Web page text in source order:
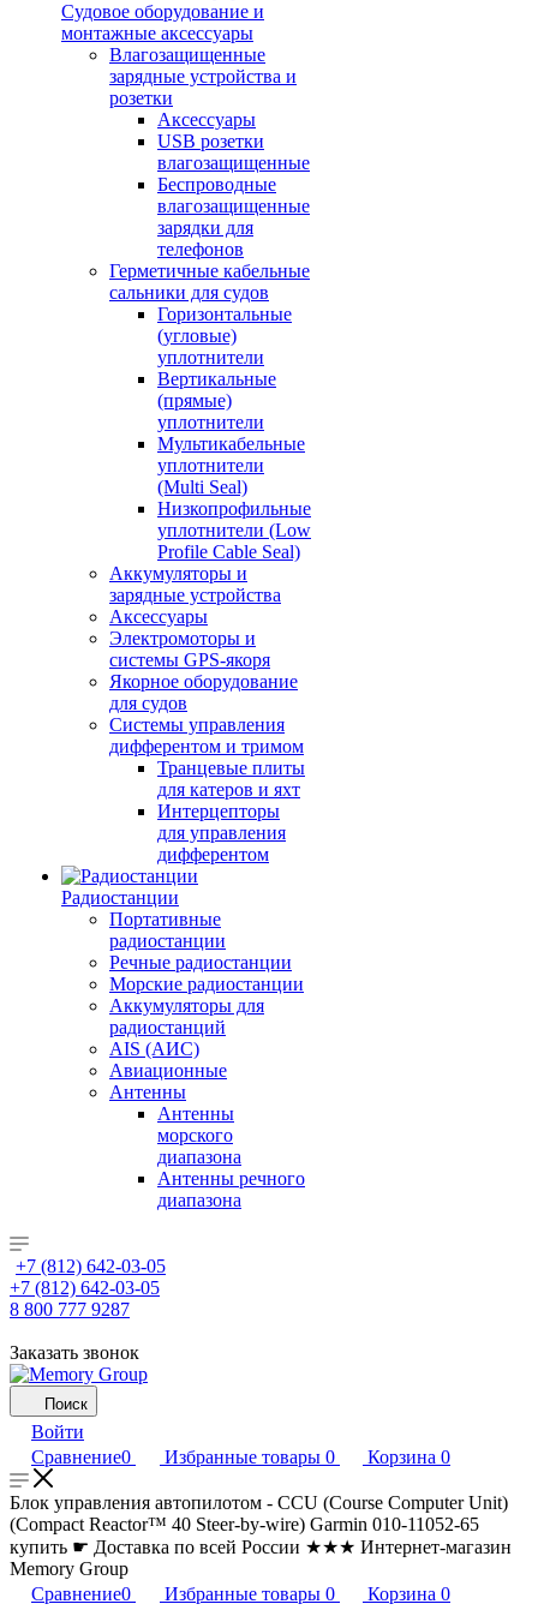
Судовое оборудование и
монтажные аксессуары
Влагозащищенные
зарядные устройства и
розетки
Аксессуары
USB розетки
влагозащищенные
Беспроводные
влагозащищенные
зарядки для
телефонов
Герметичные кабельные
сальники для судов
Горизонтальные
(угловые)
уплотнители
Вертикальные
(прямые)
уплотнители
Мультикабельные
уплотнители
(Multi Seal)
Низкопрофильные
уплотнители (Low
Profile Cable Seal)
Аккумуляторы и
зарядные устройства
Аксессуары
Электромоторы и
системы GPS-якоря
Якорное оборудование
для судов
Системы управления
дифферентом и тримом
Транцевые плиты
для катеров и яхт
Интерцепторы
для управления
дифферентом
Радиостанции
Портативные
радиостанции
Речные радиостанции
Морские радиостанции
Аккумуляторы для
радиостанций
AIS (АИС)
Авиационные
Антенны
Антенны
морского
диапазона
Антенны речного
диапазона
+7 (812) 642-03-05
+7 (812) 642-03-05
8 800 777 9287
Заказать звонок
Поиск
Войти
Сравнение0 Избранные товары 0 Корзина 0
Блок управления автопилотом - CCU (Course Computer Unit)
(Compact Reactor™ 40 Steer-by-wire) Garmin 010-11052-65
купить ☛ Доставка по всей России ★★★ Интернет-магазин
Memory Group
Сравнение0 Избранные товары 0 Корзина 0